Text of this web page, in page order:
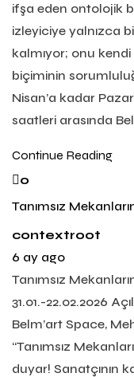
ifşa eden ontolojik
izleyiciye yalnızca
kalmıyor; onu kendi
biçiminin
Nisan’a kadar
saatleri arasında
Continue Reading
0
Tanımsız
contextroot
6 ay ago
Tanımsız
31.01.-22.02.2026
Belm’art Space,
“Tanımsız
duyar! Sanatçının